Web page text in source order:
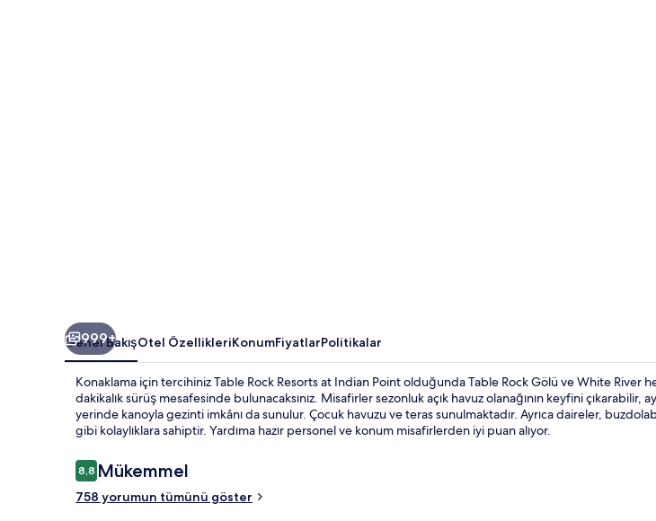
999+
Genel BakışOtel ÖzellikleriKonumFiyatlarPolitikalar
Konaklama için tercihiniz Table Rock Resorts at Indian Point olduğunda Table Rock Gölü ve White River
dakikalık sürüş mesafesinde bulunacaksınız. Misafirler sezonluk açık havuz olanağının keyfini çıkarabilir,
yerinde kanoyla gezinti imkânı da sunulur. Çocuk havuzu ve teras sunulmaktadır. Ayrıca daireler,
gibi kolaylıklara sahiptir. Yardıma hazır personel ve konum misafirlerden iyi puan alıyor.
Yorumlar
8,88,8/10
Mükemmel
758 yorumun tümünü göster